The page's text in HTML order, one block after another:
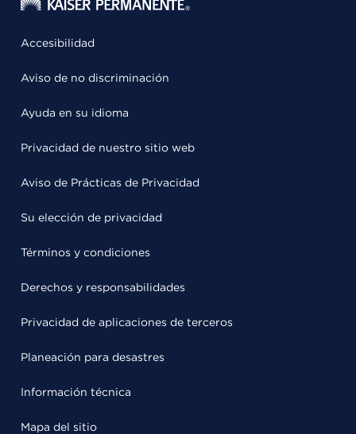
Accesibilidad
Aviso de no discriminación
Ayuda en su idioma
Privacidad de nuestro sitio web
Aviso de Prácticas de Privacidad
Su elección de privacidad
Términos y condiciones
Derechos y responsabilidades
Privacidad de aplicaciones de terceros
Planeación para desastres
Información técnica
Mapa del sitio